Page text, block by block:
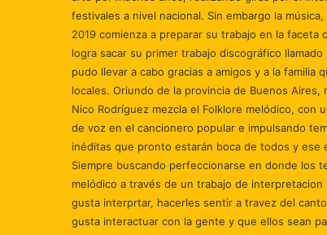
festivales a nivel nacional. Sin embargo la
2019 comienza a preparar su trabajo en la
logra sacar su primer trabajo discográfico
pudo llevar a cabo gracias a amigos y a la
locales. Oriundo de la provincia de Buenos
Nico Rodríguez mezcla el Folklore melódico, con
de voz en el cancionero popular e impulsando
inéditas que pronto estarán boca de todos y
Siempre buscando perfeccionarse en donde los
melódico a través de un trabajo de
gusta interprtar, hacerles sentir a travez del
gusta interactuar con la gente y que ellos sean